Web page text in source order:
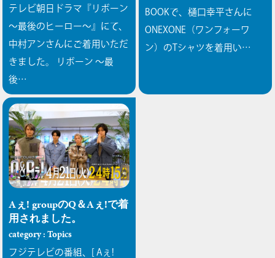
テレビ朝日ドラマ『リボーン
〜最後のヒーロー〜』にて、
中村アンさんにご着用いただ
きました。
リボーン 〜最
後…
BOOKで、樋口幸平さんに
ONEXONE（ワンフォーワ
ン）のTシャツを着用い…
Aぇ! groupのQ＆Aぇ!で着
用されました。
category : Topics
フジテレビの番組、[ Aぇ!